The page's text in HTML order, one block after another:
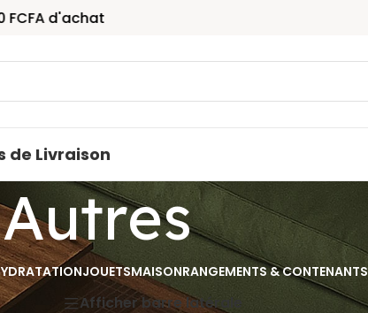
de Livraison
Autres
JOUETSMAISONRANGEMENTS & CONTENANTS
Afficher barre latérale 12